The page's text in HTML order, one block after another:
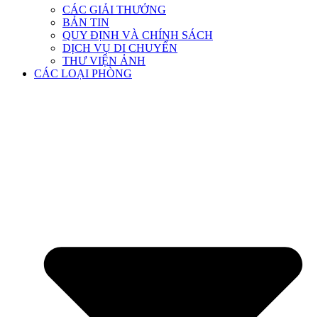
CÁC GIẢI THƯỞNG
BẢN TIN
QUY ĐỊNH VÀ CHÍNH SÁCH
DỊCH VỤ DI CHUYỂN
THƯ VIỆN ẢNH
CÁC LOẠI PHÒNG